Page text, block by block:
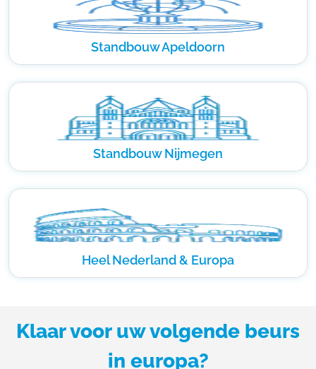
Standbouw Apeldoorn
Standbouw Nijmegen
Heel Nederland & Europa
Klaar voor uw volgende beurs
in europa?